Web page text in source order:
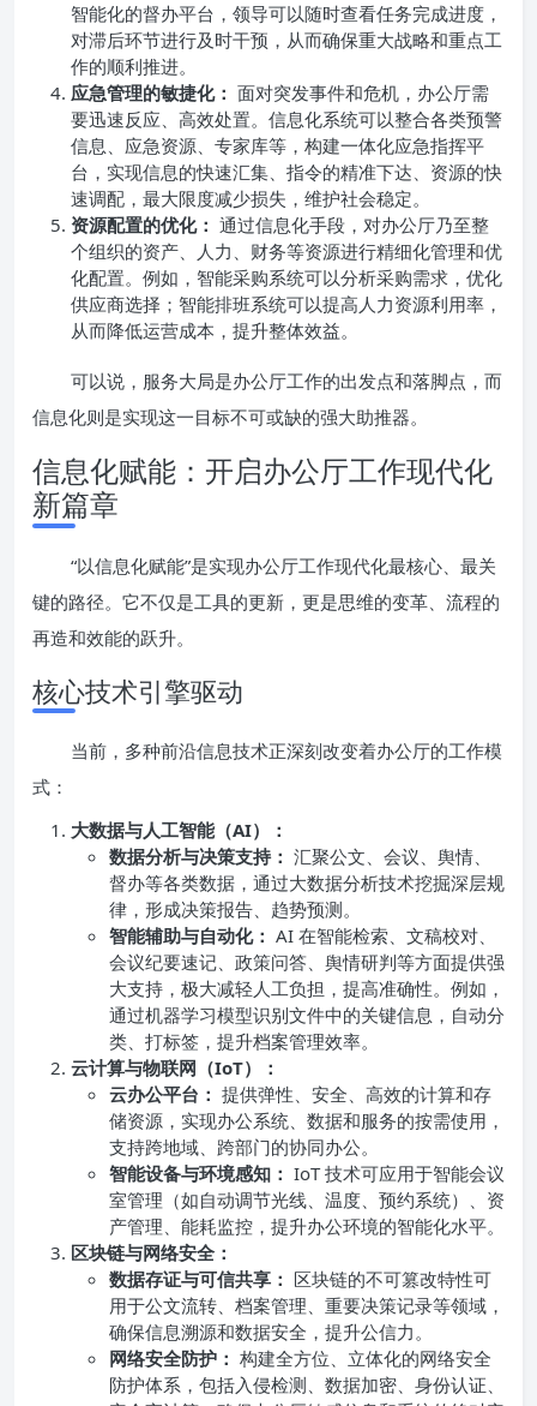
智能化的督办平台，领导可以随时查看任务完成进度，
对滞后环节进行及时干预，从而确保重大战略和重点工
作的顺利推进。
应急管理的敏捷化： 面对突发事件和危机，办公厅需
要迅速反应、高效处置。信息化系统可以整合各类预警
信息、应急资源、专家库等，构建一体化应急指挥平
台，实现信息的快速汇集、指令的精准下达、资源的快
速调配，最大限度减少损失，维护社会稳定。
资源配置的优化： 通过信息化手段，对办公厅乃至整
个组织的资产、人力、财务等资源进行精细化管理和优
化配置。例如，智能采购系统可以分析采购需求，优化
供应商选择；智能排班系统可以提高人力资源利用率，
从而降低运营成本，提升整体效益。
可以说，服务大局是办公厅工作的出发点和落脚点，而
信息化则是实现这一目标不可或缺的强大助推器。
信息化赋能：开启办公厅工作现代化
新篇章
“以信息化赋能”是实现办公厅工作现代化最核心、最关
键的路径。它不仅是工具的更新，更是思维的变革、流程的
再造和效能的跃升。
核心技术引擎驱动
当前，多种前沿信息技术正深刻改变着办公厅的工作模
式：
大数据与人工智能（AI）：
数据分析与决策支持： 汇聚公文、会议、舆情、
督办等各类数据，通过大数据分析技术挖掘深层规
律，形成决策报告、趋势预测。
智能辅助与自动化： AI 在智能检索、文稿校对、
会议纪要速记、政策问答、舆情研判等方面提供强
大支持，极大减轻人工负担，提高准确性。例如，
通过机器学习模型识别文件中的关键信息，自动分
类、打标签，提升档案管理效率。
云计算与物联网（IoT）：
云办公平台： 提供弹性、安全、高效的计算和存
储资源，实现办公系统、数据和服务的按需使用，
支持跨地域、跨部门的协同办公。
智能设备与环境感知： IoT 技术可应用于智能会议
室管理（如自动调节光线、温度、预约系统）、资
产管理、能耗监控，提升办公环境的智能化水平。
区块链与网络安全：
数据存证与可信共享： 区块链的不可篡改特性可
用于公文流转、档案管理、重要决策记录等领域，
确保信息溯源和数据安全，提升公信力。
网络安全防护： 构建全方位、立体化的网络安全
防护体系，包括入侵检测、数据加密、身份认证、